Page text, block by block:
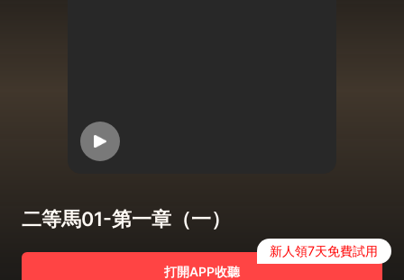
二等馬01-第一章（一）
打開APP收聽
新人領7天免費試用